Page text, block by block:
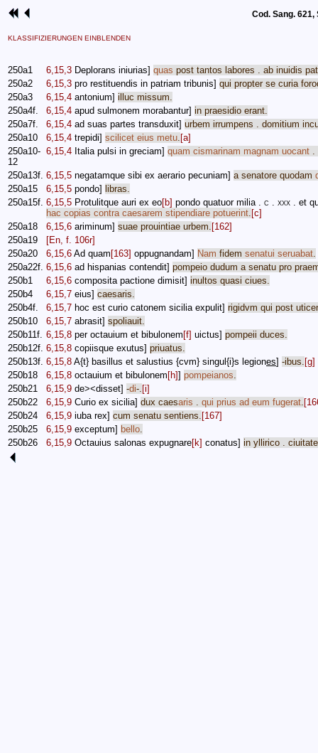
Cod. Sang. 621,
KLASSIFIZIERUNGEN EINBLENDEN
250a1 6,15,3 Deplorans iniurias] quas post tantos labores . ab inuidis
250a2
6,15,3 pro restituendis in patriam tribunis] qui propter se curia
250a3
6,15,4 antonium] illuc missum.
250a4f.
6,15,4 apud sulmonem morabantur] in praesidio erant.
250a7f.
6,15,4 ad suas partes transduxit] urbem irrumpens . domitium
250a10
6,15,4 trepidi] scilicet eius metu. [a]
250a10-
12
6,15,4 Italia pulsi in greciam] quam cismarinam magnam uocant .
250a13f. 6,15,5 negatamque sibi ex aerario pecuniam] a senatore quodam
250a15
6,15,5 pondo] libras.
250a15f. 6,15,5 Protulitque auri ex eo[b] pondo quatuor milia. c . xxx . et
hac copias contra caesarem stipendiare potuerint. [c]
250a18
6,15,6 ariminum] suae prouintiae urbem. [162]
250a19
[En, f. 106r]
250a20
6,15,6 Ad quam [163] oppugnandam] Nam fidem senatui seruabat.
250a22f. 6,15,6 ad hispanias contendit] pompeio dudum a senatu pro
250b1
6,15,6 composita pactione dimisit] inultos quasi ciues.
250b4
6,15,7 eius] caesaris.
250b4f.
6,15,7 hoc est curio catonem sicilia expulit] rigidvm qui post
250b10
6,15,7 abrasit] spoliauit.
250b11f. 6,15,8 per octauium et bibulonem [f] uictus] pompeii duces.
250b12f. 6,15,8 copiisque exutus] priuatus.
250b13f. 6,15,8 A{t} basillus et salustius {cvm} singul {i}s legiones] -ibus. [g]
250b18
6,15,8 octauium et bibulonem [h]] pompeianos.
250b21
6,15,9 de><disset] -di-. [i]
250b22
6,15,9 Curio ex sicilia] dux caesaris . qui prius ad eum fugerat.
250b24
6,15,9 iuba rex] cum senatu sentiens. [167]
250b25
6,15,9 exceptum] bello.
250b26
6,15,9 Octauius salonas expugnare[k] conatus] in yllirico .